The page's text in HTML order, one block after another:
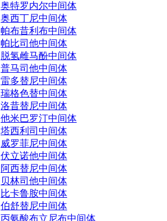
奥特罗内尔中间体
奥西丁尼中间体
帕布昔利布中间体
帕比司他中间体
脱氢雌马酚中间体
普马司他中间体
雷多替尼中间体
瑞格色替中间体
洛昔替尼中间体
他米巴罗汀中间体
塔西利司中间体
威罗菲尼中间体
伏立诺他中间体
阿西替尼中间体
贝林司他中间体
比卡鲁胺中间体
伯舒替尼中间体
丙氨酸布立尼布中间体